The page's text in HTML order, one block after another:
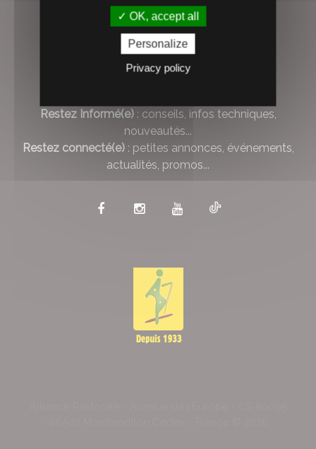
Tous les avis
Restez Informé(e): conseils, infos techniques,
nouveautés...
Restez connecté(e): petites annonces, événements,
actualités, promos...
OK, accept all
Personalize
Privacy policy